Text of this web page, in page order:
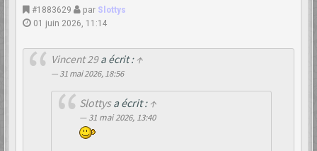
#1883629 par Slottys
01 juin 2026, 11:14
Vincent 29a écrit : ↑
31 mai 2026, 18:56
Slottys a écrit : ↑
31 mai 2026, 13:40